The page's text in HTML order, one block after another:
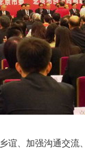
谊、加强沟通交流